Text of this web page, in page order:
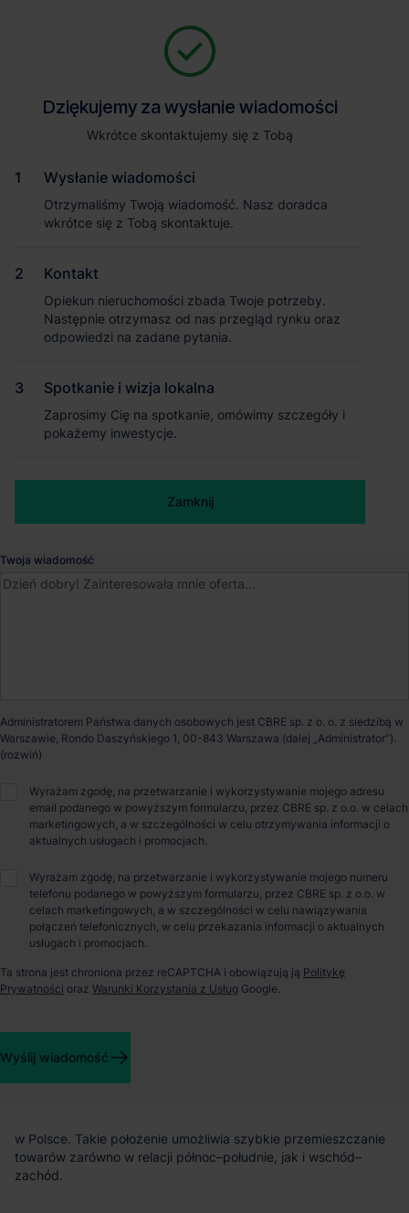
Magazyn MDC2 Park Gliwice
Gliwice, Śląskie
Dostępna powierzchnia
O parku
MDC2 Park Gliwice – centrum logistyczne na skrzyżowaniu
autostrad A1 i A4
MDC2 Park Gliwice to kompleks magazynowo‑produkcyjny
zlokalizowany w jednym z najważniejszych punktów
komunikacyjnych Górnego Śląska. Bezpośrednie sąsiedztwo
węzła łączącego autostrady A1 i A4 nadaje inwestycji wyraźną
funkcję operacyjną – jest to lokalizacja przeznaczona dla firm
wymagających sprawnej dystrybucji krajowej oraz obsługi
transportu międzynarodowego.
Lokalizacja i dostępność transportowa
w Polsce. Takie położenie umożliwia szybkie przemieszczanie
towarów zarówno w relacji północ–południe, jak i wschód–
zachód.
Dziękujemy za wysłanie wiadomości
Wkrótce skontaktujemy się z Tobą
Wysłanie wiadomości
Otrzymaliśmy Twoją wiadomość. Nasz doradca
wkrótce się z Tobą skontaktuje.
Kontakt
Opiekun nieruchomości zbada Twoje potrzeby.
Następnie otrzymasz od nas przegląd rynku oraz
odpowiedzi na zadane pytania.
Spotkanie i wizja lokalna
Zaprosimy Cię na spotkanie, omówimy szczegóły i
pokażemy inwestycje.
Zamknij
Jesteśmy tu, żeby Ci pomóc. Niezależnie od tego, na jakim etapie
pomożemy Ci wybrać najlepszą ofertę. Napisz do nas!
Imię i nazwisko
Nazwa firmy
Email służbowy
Twoja wiadomość
Administratorem Państwa danych osobowych jest CBRE sp. z o. o. z siedzibą w
Warszawie, Rondo Daszyńskiego 1, 00-843 Warszawa (dalej „Administrator”).
Wyrażam zgodę, na przetwarzanie i wykorzystywanie mojego adresu
email podanego w powyższym formularzu, przez CBRE sp. z o.o. w celach
marketingowych, a w szczególności w celu otrzymywania informacji o
aktualnych usługach i promocjach.
Wyrażam zgodę, na przetwarzanie i wykorzystywanie mojego numeru
telefonu podanego w powyższym formularzu, przez CBRE sp. z o.o. w
celach marketingowych, a w szczególności w celu nawiązywania
połączeń telefonicznych, w celu przekazania informacji o aktualnych
usługach i promocjach.
Ta strona jest chroniona przez reCAPTCHA i obowiązują ją Politykę
Prywatności oraz Warunki Korzystania z Usług Google.
Wyślij wiadomość
Dziękujemy za wysłanie wiadomości
Wkrótce skontaktujemy się z Tobą
Wysłanie wiadomości
Otrzymaliśmy Twoją wiadomość. Nasz doradca
wkrótce się z Tobą skontaktuje.
Kontakt
Opiekun nieruchomości zbada Twoje potrzeby.
Następnie otrzymasz od nas przegląd rynku oraz
odpowiedzi na zadane pytania.
Spotkanie i wizja lokalna
Zaprosimy Cię na spotkanie, omówimy szczegóły i
pokażemy inwestycje.
Zamknij